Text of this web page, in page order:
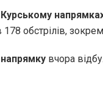
обстрілів,
вчора